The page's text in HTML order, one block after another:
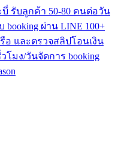
รับลูกค้า 50-80 คนต่อวัน
booking ผ่าน LINE 100+
อ และตรวจสลิปโอนเงิน
โมง/วันจัดการ booking